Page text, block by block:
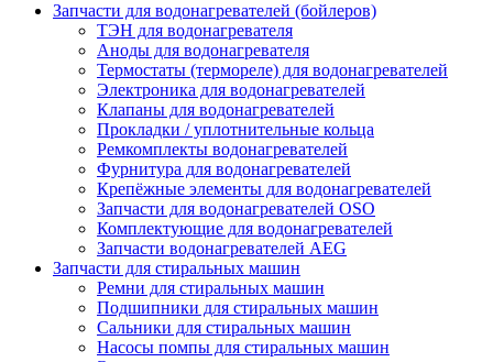
Запчасти для водонагревателей (бойлеров)
ТЭН для водонагревателя
Аноды для водонагревателя
Термостаты (термореле) для водонагревателей
Электроника для водонагревателей
Клапаны для водонагревателей
Прокладки / уплотнительные кольца
Ремкомплекты водонагревателей
Фурнитура для водонагревателей
Крепёжные элементы для водонагревателей
Запчасти для водонагревателей OSO
Комплектующие для водонагревателей
Запчасти водонагревателей AEG
Запчасти для стиральных машин
Ремни для стиральных машин
Подшипники для стиральных машин
Сальники для стиральных машин
Насосы помпы для стиральных машин